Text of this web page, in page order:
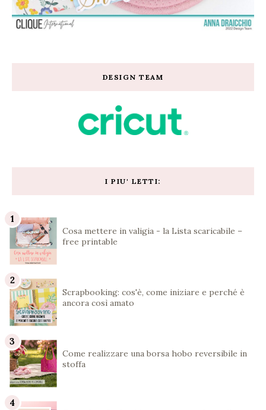
DESIGN TEAM
I PIU' LETTI:
Cosa mettere in valigia - la Lista scaricabile –
free printable
Scrapbooking: cos'è, come iniziare e perché è
ancora così amato
Come realizzare una borsa hobo reversibile in
stoffa